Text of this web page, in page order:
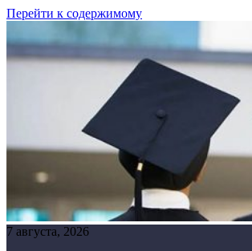
Перейти к содержимому
7 августа, 2026